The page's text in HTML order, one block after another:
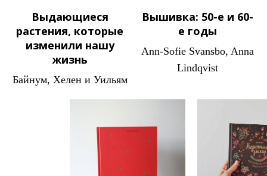
Выдающиеся
растения, которые
изменили нашу
жизнь
Байнум, Хелен и Уильям
Вышивка: 50-е и 60-
е годы
Ann-Sofie Svansbo, Anna
Lindqvist